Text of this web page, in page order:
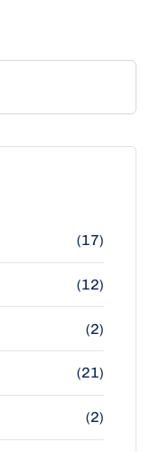
(17)
(12)
(2)
(21)
(2)